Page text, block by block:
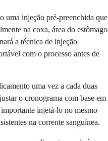
uma injeção pré-preenchida que
na coxa, área do estômago
a técnica de injeção
com o processo antes de
uma vez a cada duas
o cronograma com base em
injetá-lo no mesmo
na corrente sanguínea.